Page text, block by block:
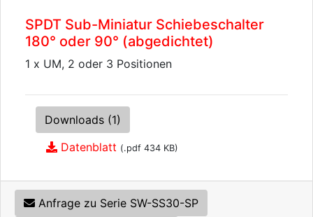
SPDT Sub-Miniatur Schiebeschalter
180° oder 90° (abgedichtet)
1 x UM, 2 oder 3 Positionen
Downloads (1)
Datenblatt (.pdf 434 KB)
Anfrage zu Serie SW-SS30-SP